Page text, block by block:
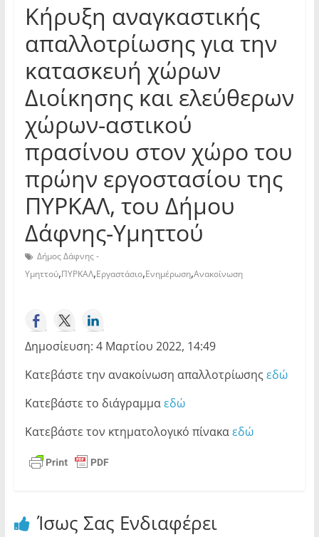
Κήρυξη αναγκαστικής
απαλλοτρίωσης για την
κατασκευή χώρων
Διοίκησης και ελεύθερων
χώρων-αστικού
πρασίνου στον χώρο του
πρώην εργοστασίου της
ΠΥΡΚΑΛ, του Δήμου
Δάφνης-Υμηττού
Δήμος Δάφνης -
Υμηττού,ΠΥΡΚΑΛ,Εργαστάσιο,Ενημέρωση,Ανακοίνωση
Δημοσίευση: 4 Μαρτίου 2022, 14:49
Κατεβάστε την ανακοίνωση απαλλοτρίωσης εδώ
Κατεβάστε το διάγραμμαεδώ
Κατεβάστε τον κτηματολογικό πίνακαεδώ
Ίσως Σας Ενδιαφέρει